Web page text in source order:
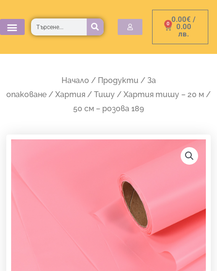
to
content
0.00€ /
0.00
лв.
0
Cart
Търсене
Начало / Продукти / За
опаковане / Хартия / Тишу / Хартия тишу – 20 м /
50 см – розова 189